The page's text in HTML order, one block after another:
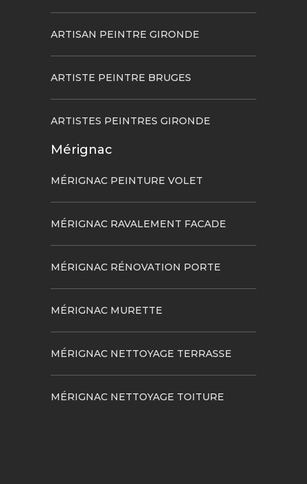
ARTISAN PEINTRE GIRONDE
ARTISTE PEINTRE BRUGES
ARTISTES PEINTRES GIRONDE
Mérignac
MÉRIGNAC PEINTURE VOLET
MÉRIGNAC RAVALEMENT FACADE
MÉRIGNAC RÉNOVATION PORTE
MÉRIGNAC MURETTE
MÉRIGNAC NETTOYAGE TERRASSE
MÉRIGNAC NETTOYAGE TOITURE